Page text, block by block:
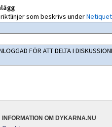
som beskrivs under
INFORMATION OM DYKARNA.NU